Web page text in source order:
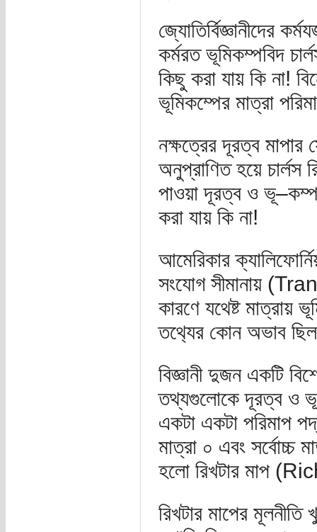
জ্যোতির্বিজ্ঞানীদের
কর্মরত ভূমিকম্পবিদ
কিছু করা যায় কি না!
ভূমিকম্পের মাত্রা
নক্ষত্রের দূরত্ব মাপার
অনুপ্রাণিত হয়ে চার্লস
পাওয়া দূরত্ব ও
করা যায় কি না!
আমেরিকার
সংযোগ সীমানায়
কারণে যথেষ্ট মাত্রায়
তথ‌্যের কোন অভাব ছিল
বিজ্ঞানী দুজন একটি
তথ্যগুলোকে দূরত্ব ও
একটা একটা পরিমাপ
মাত্রা ০ এবং সর্বোচ্চ
হলো রিখটার মাপ
রিখটার মাপের